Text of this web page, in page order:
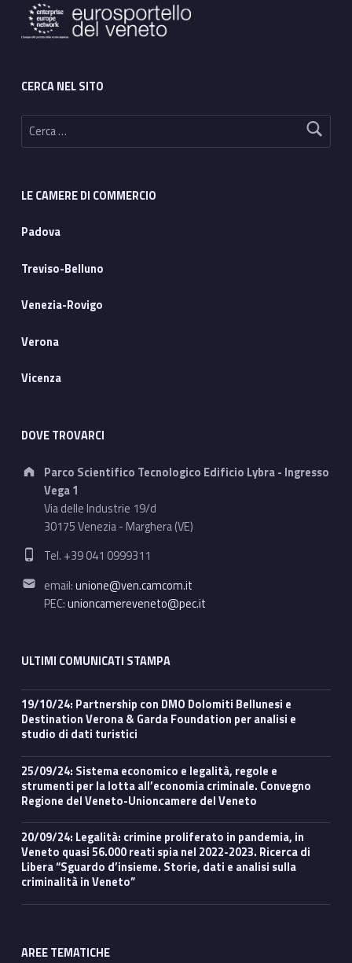
CERCA NEL SITO
Ricerca per:
LE CAMERE DI COMMERCIO
Padova
Treviso-Belluno
Venezia-Rovigo
Verona
Vicenza
DOVE TROVARCI
Address:
Parco Scientifico Tecnologico Edificio Lybra - Ingresso
Vega 1
Via delle Industrie 19/d
30175 Venezia - Marghera (VE)
Phone number:
Tel. +39 041 0999311
Email address:
email:unione@ven.camcom.it
PEC:unioncamereveneto@pec.it
ULTIMI COMUNICATI STAMPA
19/10/24: Partnership con DMO Dolomiti Bellunesi e
Destination Verona & Garda Foundation per analisi e
studio di dati turistici
25/09/24: Sistema economico e legalità, regole e
strumenti per la lotta all’economia criminale. Convegno
Regione del Veneto-Unioncamere del Veneto
20/09/24: Legalità: crimine proliferato in pandemia, in
Veneto quasi 56.000 reati spia nel 2022-2023. Ricerca di
Libera “Sguardo d’insieme. Storie, dati e analisi sulla
criminalità in Veneto”
AREE TEMATICHE